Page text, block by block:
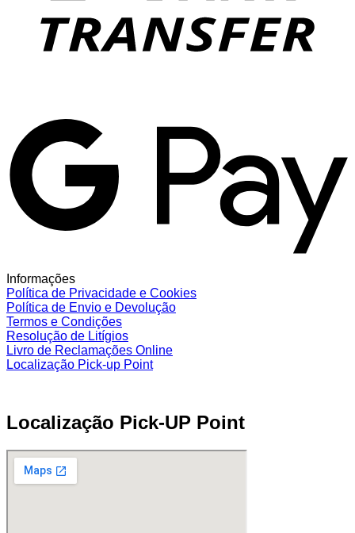
Informações
Política de Privacidade e Cookies
Política de Envio e Devolução
Termos e Condições
Resolução de Litígios
Livro de Reclamações Online
Localização Pick-up Point
Localização Pick-UP Point